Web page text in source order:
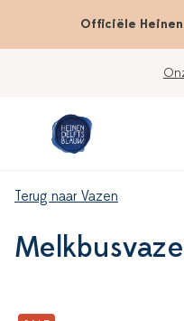
Officiële
Terug naar Vazen